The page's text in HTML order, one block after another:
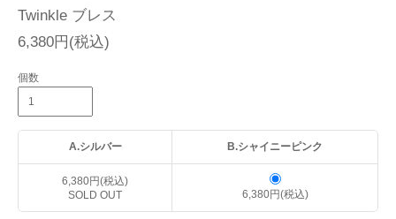
Twinkle ブレス
6,380円(税込)
個数
A.シルバー B.シャイニーピンク
6,380円(税込)
SOLD OUT
6,380円(税込)